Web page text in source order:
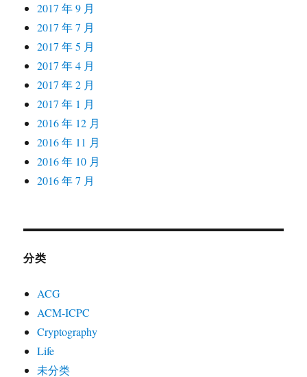
2017 年 9 月
2017 年 7 月
2017 年 5 月
2017 年 4 月
2017 年 2 月
2017 年 1 月
2016 年 12 月
2016 年 11 月
2016 年 10 月
2016 年 7 月
分类
ACG
ACM-ICPC
Cryptography
Life
未分类